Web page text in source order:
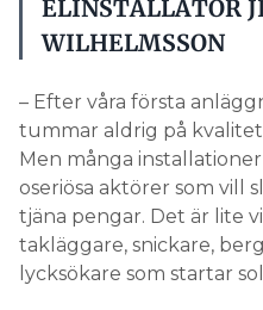
ELINSTALLATÖR
WILHELMSSON
– Efter våra första
tummar aldrig på
Men många
oseriösa aktörer som vill
tjäna pengar. Det är lite
takläggare, snickare,
lycksökare som startar